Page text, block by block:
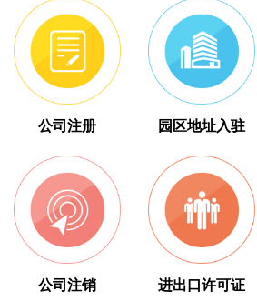
公司注册 园区地址入驻
公司注销 进出口许可证